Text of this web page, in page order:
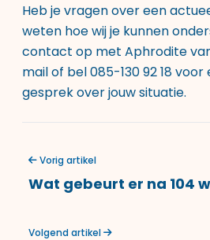
Heb je vragen over een
weten hoe wij je kunnen
contact op met Aphrodite
mail of bel 085-130 92 18
gesprek over jouw situatie.
Vorig artikel
Wat gebeurt er na 104
Volgend artikel